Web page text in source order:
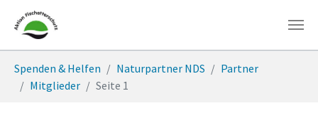
Zum Hauptinhalt springen
Spenden & Helfen Naturpartner NDS
Partner
Mitglieder
Seite 1